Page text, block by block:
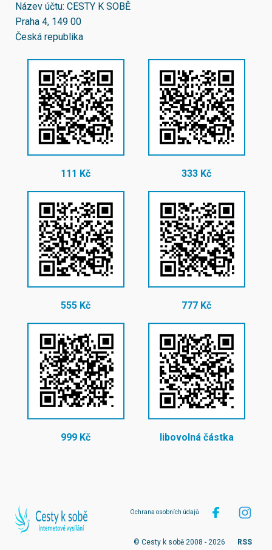
Název účtu: CESTY K SOBĚ
Praha 4, 149 00
Česká republika
111 Kč 333 Kč
555 Kč 777 Kč
999 Kč libovolná částka
Ochrana osobních údajů
© Cesty k sobě 2008 - 2026 RSS